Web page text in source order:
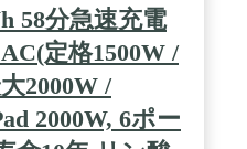
58分急速充電
定格1500W /
2000W /
2000W, 6ポー